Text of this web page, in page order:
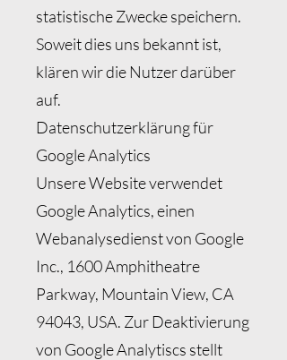
statistische Zwecke speichern.
Soweit dies uns bekannt ist,
klären wir die Nutzer darüber
auf.
Datenschutzerklärung für
Google Analytics
Unsere Website verwendet
Google Analytics, einen
Webanalysedienst von Google
Inc., 1600 Amphitheatre
Parkway, Mountain View, CA
94043, USA. Zur Deaktivierung
von Google Analytiscs stellt